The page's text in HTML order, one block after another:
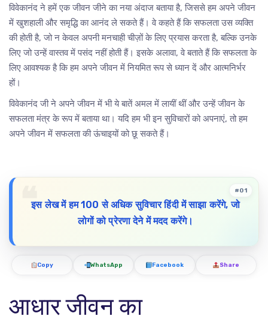
विवेकानंद ने हमें एक जीवन जीने का नया अंदाज बताया है, जिससे हम अपने जीवन
में खुशहाली और समृद्धि का आनंद ले सकते हैं। वे कहते हैं कि सफलता उस व्यक्ति
की होती है, जो न केवल अपनी मनचाही चीज़ों के लिए प्रयास करता है, बल्कि उनके
लिए जो उन्हें वास्तव में पसंद नहीं होती हैं। इसके अलावा, वे बताते हैं कि सफलता के
लिए आवश्यक है कि हम अपने जीवन में नियमित रूप से ध्यान दें और आत्मनिर्भर
हों।
विवेकानंद जी ने अपने जीवन में भी ये बातें अमल में लायीं थीं और उन्हें जीवन के
सफलता मंत्र के रूप में बताया था। यदि हम भी इन सुविचारों को अपनाएं, तो हम
अपने जीवन में सफलता की ऊंचाइयों को छू सकते हैं।
इस लेख में हम 100 से अधिक सुविचार हिंदी में साझा करेंगे, जो
लोगों को प्रेरणा देने में मदद करेंगे।
#01
Copy WhatsApp Facebook Share
आधार जीवन का